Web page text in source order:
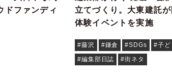
ドファンディ
立てづくり。大東建託
体験イベントを実施
#藤沢 #鎌倉 #SDGs
#子ど
#編集部日誌
#街ネタ